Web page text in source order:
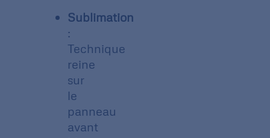
Sublimation
:
Technique
reine
sur
le
panneau
avant